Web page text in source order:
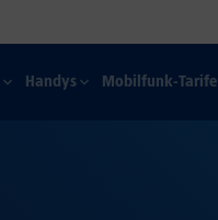
Handys Mobilfunk-Tarife